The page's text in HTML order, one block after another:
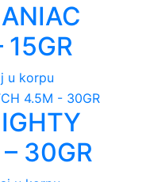
u korpu
30GR